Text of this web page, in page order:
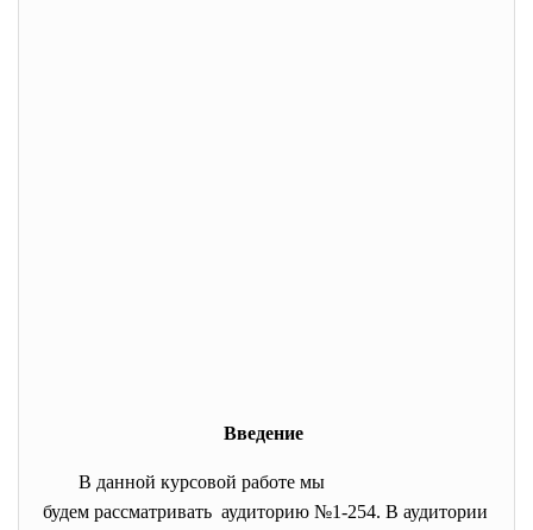
Введение
В данной курсовой работе мы
будем рассматривать аудиторию №1-254. В аудитории